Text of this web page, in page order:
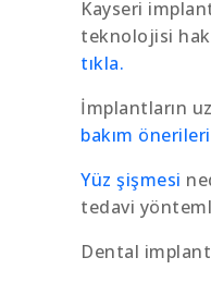
Kayseri
teknolojisi
tıkla.
İmplantların
bakım önerileri
Yüz şişmesi
tedavi
Dental